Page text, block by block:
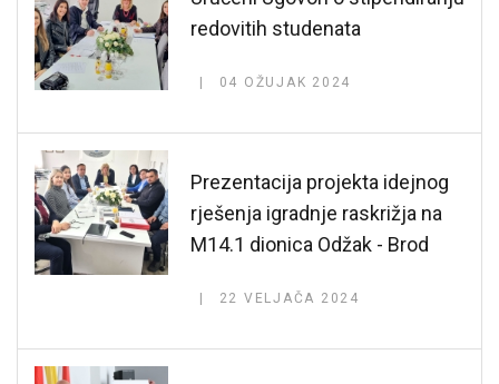
redovitih studenata
04 OŽUJAK 2024
Prezentacija projekta idejnog
rješenja igradnje raskrižja na
M14.1 dionica Odžak - Brod
22 VELJAČA 2024